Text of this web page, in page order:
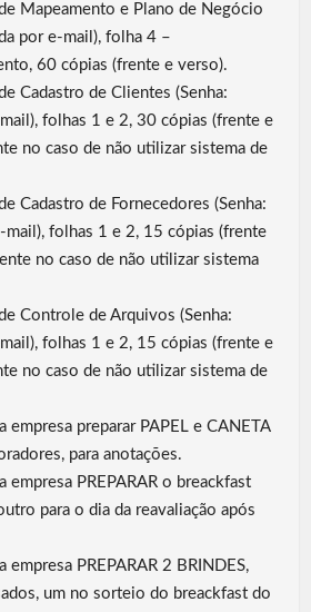
Mapeamento e Plano de Negócio
por e-mail), folha 4 –
60 cópias (frente e verso).
Cadastro de Clientes (Senha:
folhas 1 e 2, 30 cópias (frente e
no caso de não utilizar sistema de
Cadastro de Fornecedores (Senha:
mail), folhas 1 e 2, 15 cópias (frente
no caso de não utilizar sistema
Controle de Arquivos (Senha:
folhas 1 e 2, 15 cópias (frente e
no caso de não utilizar sistema de
empresa preparar PAPEL e CANETA
para anotações.
empresa PREPARAR o breackfast
para o dia da reavaliação após
empresa PREPARAR 2 BRINDES,
um no sorteio do breackfast do